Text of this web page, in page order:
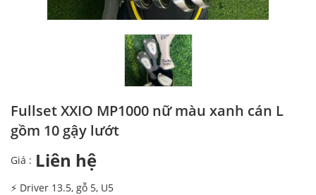
Fullset XXIO MP1000 nữ màu xanh cán L
gồm 10 gậy lướt
Giá : Liên hệ
⚡️ Driver 13.5, gỗ 5, U5